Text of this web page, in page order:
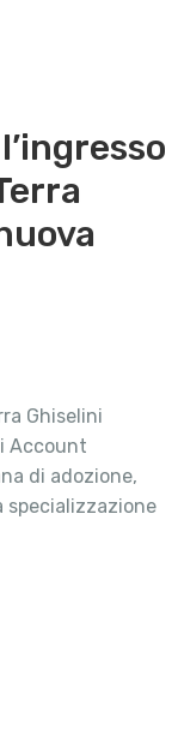
Ghiselini
Account
di adozione,
specializzazione